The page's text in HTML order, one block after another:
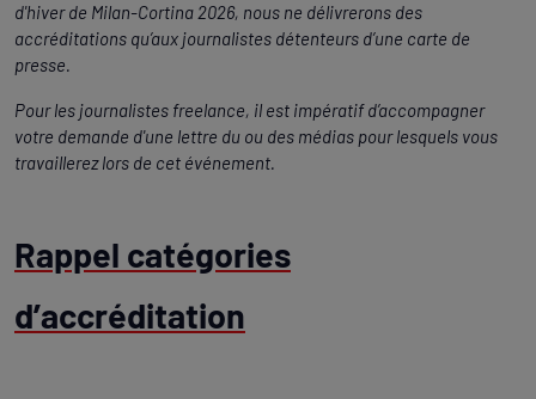
d'hiver de Milan-Cortina 2026, nous ne délivrerons des
accréditations qu’aux journalistes détenteurs d’une carte de
presse.
Pour les journalistes freelance, il est impératif d’accompagner
votre demande d'une lettre du ou des médias pour lesquels vous
travaillerez lors de cet événement.
Rappel catégories
d’accréditation